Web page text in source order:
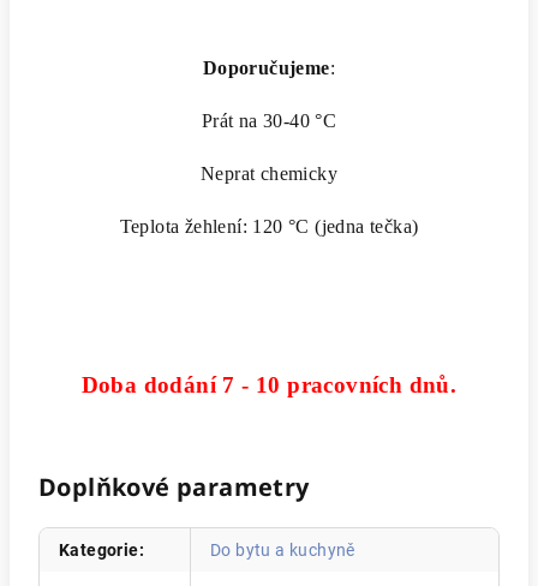
Doporučujeme:
Prát na 30-40 °C
Neprat chemicky
Teplota žehlení: 120 °C (jedna tečka)
Doba dodání 7 - 10 pracovních dnů.
Doplňkové parametry
Kategorie: Do bytu a kuchyně